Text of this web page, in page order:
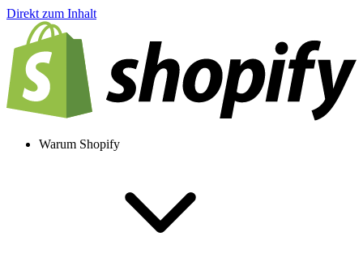
Direkt zum Inhalt
Warum Shopify